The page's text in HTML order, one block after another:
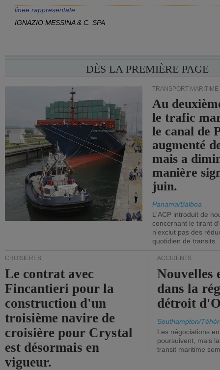
linee rappresentate
IGNAZIO MESSINA & C. SPA
DÈS LA PREMIÈRE PAGE
TRANSPORT MARITIME
Au
le trafic
le canal de
augmenté
mais a
manière
juin.
Panama/Balboa
L'ACP introduit de
concernant le tirant
n'exclut pas des
quotidien de transits.
CROISIÈRES
Le contrat avec
Fincantieri pour la
construction d'un
troisième navire de
croisière pour Crystal
est désormais en
vigueur.
ACCIDENTS
Nouvelles
dans la
détroit
Southampton/
Les négociations
poursuivent, mais
transit maritime